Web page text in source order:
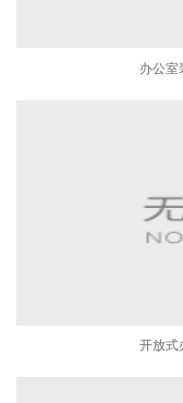
办公室
开放式